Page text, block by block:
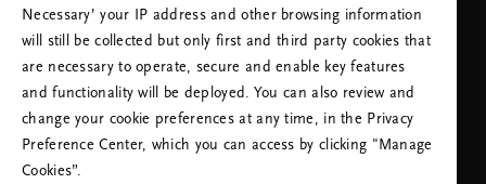
BEL ONZE HELPDESK:
+31 (0)202415948
Necessary’ your IP address and other browsing information
will still be collected but only first and third party cookies that
are necessary to operate, secure and enable key features
and functionality will be deployed. You can also review and
change your cookie preferences at any time, in the Privacy
Preference Center, which you can access by clicking "Manage
Cookies”.